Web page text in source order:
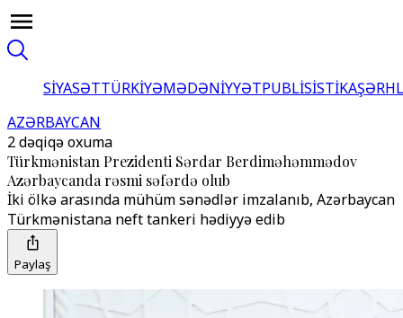
SİYASƏTTÜRKİYƏMƏDƏNİYYƏTPUBLİSİSTİKA
AZƏRBAYCAN
2 dəqiqə oxuma
Türkmənistan Prezidenti Sərdar Berdiməhəmmədov
Azərbaycanda rəsmi səfərdə olub
İki ölkə arasında mühüm sənədlər imzalanıb, Azərbaycan
Türkmənistana neft tankeri hədiyyə edib
Paylaş